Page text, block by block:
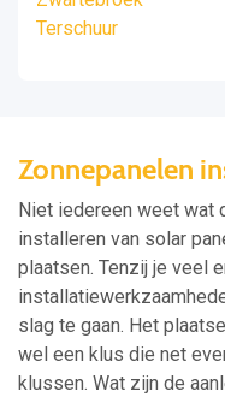
Terschuur
Zonnepanelen
Niet iedereen weet wat
installeren van solar
plaatsen. Tenzij je veel
slag te gaan. Het
wel een klus die net
klussen. Wat zijn de